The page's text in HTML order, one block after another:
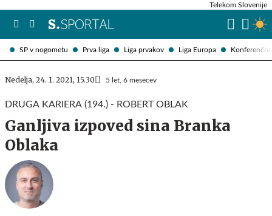
SP v nogometu Prva liga Liga prvakov Liga Europa
Telekom Slovenije
Nedelja, 24. 1. 2021, 15.30 5 let, 6 mesecev
DRUGA KARIERA (194.) - ROBERT OBLAK
Ganljiva izpoved sina Branka
Oblaka